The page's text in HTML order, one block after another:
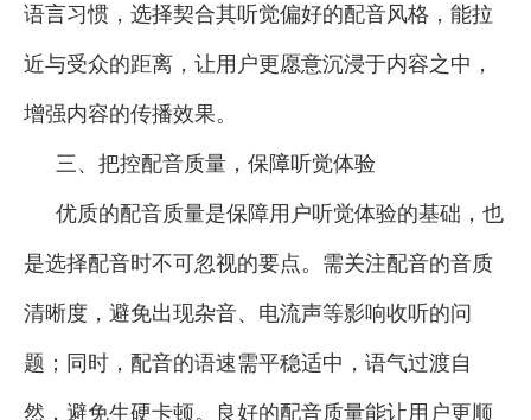
语言习惯，选择契合其听觉偏好的配音风格，能拉
近与受众的距离，让用户更愿意沉浸于内容之中，
增强内容的传播效果。
三、把控配音质量，保障听觉体验
优质的配音质量是保障用户听觉体验的基础，也
是选择配音时不可忽视的要点。需关注配音的音质
清晰度，避免出现杂音、电流声等影响收听的问
题；同时，配音的语速需平稳适中，语气过渡自
然，避免生硬卡顿。良好的配音质量能让用户更顺